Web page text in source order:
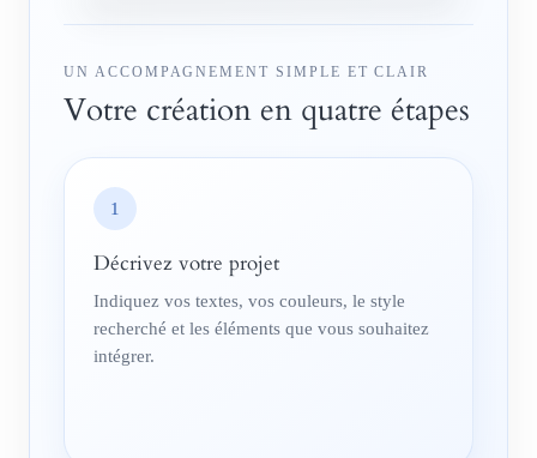
UN ACCOMPAGNEMENT SIMPLE ET CLAIR
Votre création en quatre étapes
1
Décrivez votre projet
Indiquez vos textes, vos couleurs, le style
recherché et les éléments que vous souhaitez
intégrer.